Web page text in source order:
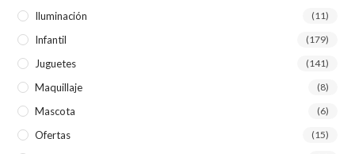
Iluminación (11)
Infantil (179)
Juguetes (141)
Maquillaje (8)
Mascota (6)
Ofertas (15)